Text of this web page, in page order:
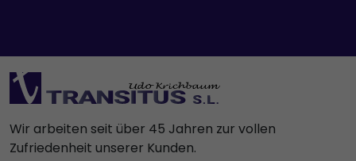
Wir arbeiten seit über 45 Jahren zur vollen
Zufriedenheit unserer Kunden.